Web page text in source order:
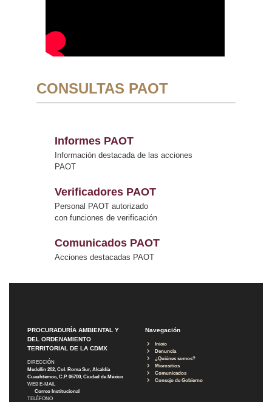
CONSULTAS PAOT
Informes PAOT
Información destacada de las acciones
PAOT
Verificadores PAOT
Personal PAOT autorizado
con funciones de verificación
Comunicados PAOT
Acciones destacadas PAOT
PROCURADURÍA AMBIENTAL Y
DEL ORDENAMIENTO
TERRITORIAL DE LA CDMX
DIRECCIÓN
Medellín 202, Col. Roma Sur, Alcaldía
Cuauhtémoc, C.P. 06700, Ciudad de México
WEB E-MAIL
Correo Institucional
TELÉFONO
Navegación
Inicio
Denuncia
¿Quiénes somos?
Micrositios
Comunicados
Consejo de Gobierno